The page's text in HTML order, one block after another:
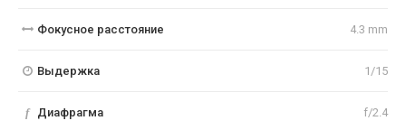
Фокусное расстояние 4.3 mm
Выдержка 1/15
f Диафрагма f/2.4